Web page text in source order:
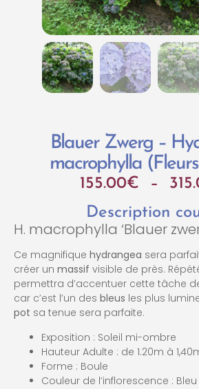
Blauer Zwerg –
macrophylla
155.00€ –
Description
H. macrophylla ‘Blauer
Ce magnifique hydrangea sera
créer un massif visible de près.
permettra d’accentuer cette tâche
car c’est l’un des bleus les plus
pot sa tenue sera parfaite.
Exposition : Soleil mi-ombre
Hauteur Adulte : de 1.20m à
Forme : Boule
Couleur de l’inflorescence : Bleu